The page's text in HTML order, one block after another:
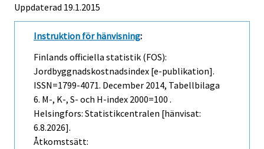
Uppdaterad 19.1.2015
Instruktion för hänvisning:
Finlands officiella statistik (FOS):
Jordbyggnadskostnadsindex [e-publikation].
ISSN=1799-4071. December 2014, Tabellbilaga
6. M-, K-, S- och H-index 2000=100 .
Helsingfors: Statistikcentralen [hänvisat:
6.8.2026].
Åtkomstsätt: